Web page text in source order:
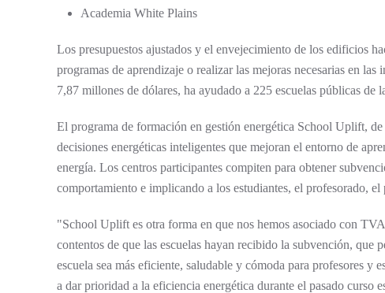
Academia White Plains
Los presupuestos ajustados y el envejecimiento de los edificios
programas de aprendizaje o realizar las mejoras necesarias en
7,87 millones de dólares, ha ayudado a 225 escuelas públicas de
El programa de formación en gestión energética School Uplift,
decisiones energéticas inteligentes que mejoran el entorno de
energía. Los centros participantes compiten para obtener
comportamiento e implicando a los estudiantes, el profesorado,
"School Uplift es otra forma en que nos hemos asociado con
contentos de que las escuelas hayan recibido la subvención, que
escuela sea más eficiente, saludable y cómoda para profesores y
a dar prioridad a la eficiencia energética durante el pasado curso